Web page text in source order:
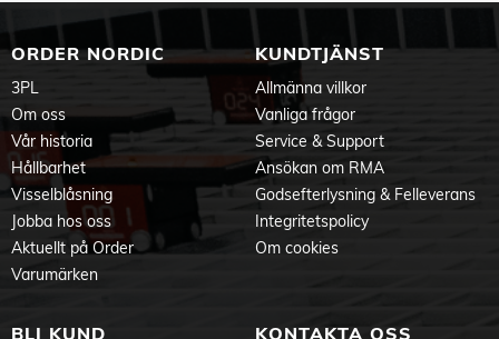
ORDER NORDIC
3PL
Om oss
Vår historia
Hållbarhet
Visselblåsning
Jobba hos oss
Aktuellt på Order
Varumärken
KUNDTJÄNST
Allmänna villkor
Vanliga frågor
Service & Support
Ansökan om RMA
Godsefterlysning & Felleverans
Integritetspolicy
Om cookies
BLI KUND KONTAKTA OSS